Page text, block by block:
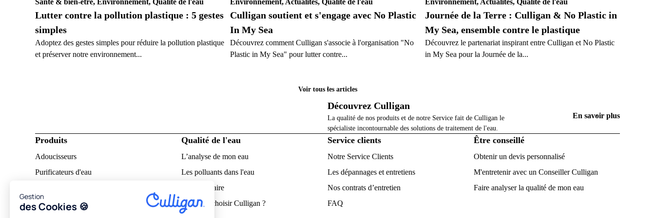
Gestion
des Cookies 🍪
Santé & bien-être, Environnement, Qualité de l'eau
Lutter contre la pollution plastique : 5 gestes
simples
Adoptez des gestes simples pour réduire la pollution plastique
et préserver notre environnement...
Environnement, Actualités, Qualité de l'eau
Culligan soutient et s'engage avec No Plastic
In My Sea
Découvrez comment Culligan s'associe à l'organisation "No
Plastic in My Sea" pour lutter contre...
Environnement, Actualités, Qualité de l'eau
Journée de la Terre : Culligan & No Plastic in
My Sea, ensemble contre le plastique
Découvrez le partenariat inspirant entre Culligan et No Plastic
in My Sea pour la Journée de la...
Voir tous les articles
Découvrez Culligan
La qualité de nos produits et de notre Service fait de Culligan le
spécialiste incontournable des solutions de traitement de l'eau.
En savoir plus
Produits
Adoucisseurs
Purificateurs d'eau
Qualité de l'eau
L’analyse de mon eau
Les polluants dans l'eau
L’eau calcaire
Pourquoi choisir Culligan ?
Service clients
Notre Service Clients
Les dépannages et entretiens
Nos contrats d’entretien
FAQ
Être conseillé
Obtenir un devis personnalisé
M'entretenir avec un Conseiller Culligan
Faire analyser la qualité de mon eau